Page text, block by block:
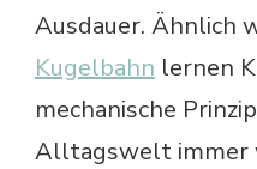
Ausdauer. Ähnlich
Kugelbahn lernen
mechanische
Alltagswelt immer